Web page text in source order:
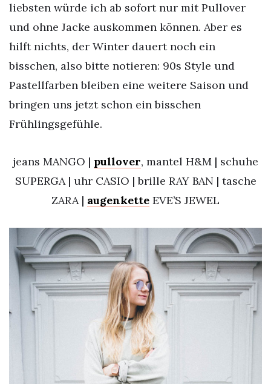
liebsten würde ich ab sofort nur mit Pullover
und ohne Jacke auskommen können. Aber es
hilft nichts, der Winter dauert noch ein
bisschen, also bitte notieren: 90s Style und
Pastellfarben bleiben eine weitere Saison und
bringen uns jetzt schon ein bisschen
Frühlingsgefühle.
jeans MANGO | pullover, mantel H&M | schuhe
SUPERGA | uhr CASIO | brille RAY BAN | tasche
ZARA | augenkette EVE’S JEWEL